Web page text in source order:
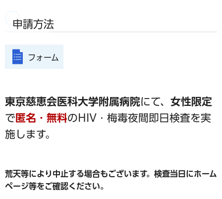
申請方法
フォーム
東京慈恵会医科大学附属病院にて、 女性限定
で 匿名・無料のHIV・梅毒夜間即日検査を実
施します。
荒天等により中止する場合もございます。検査当日にホーム
ページ等をご確認ください。